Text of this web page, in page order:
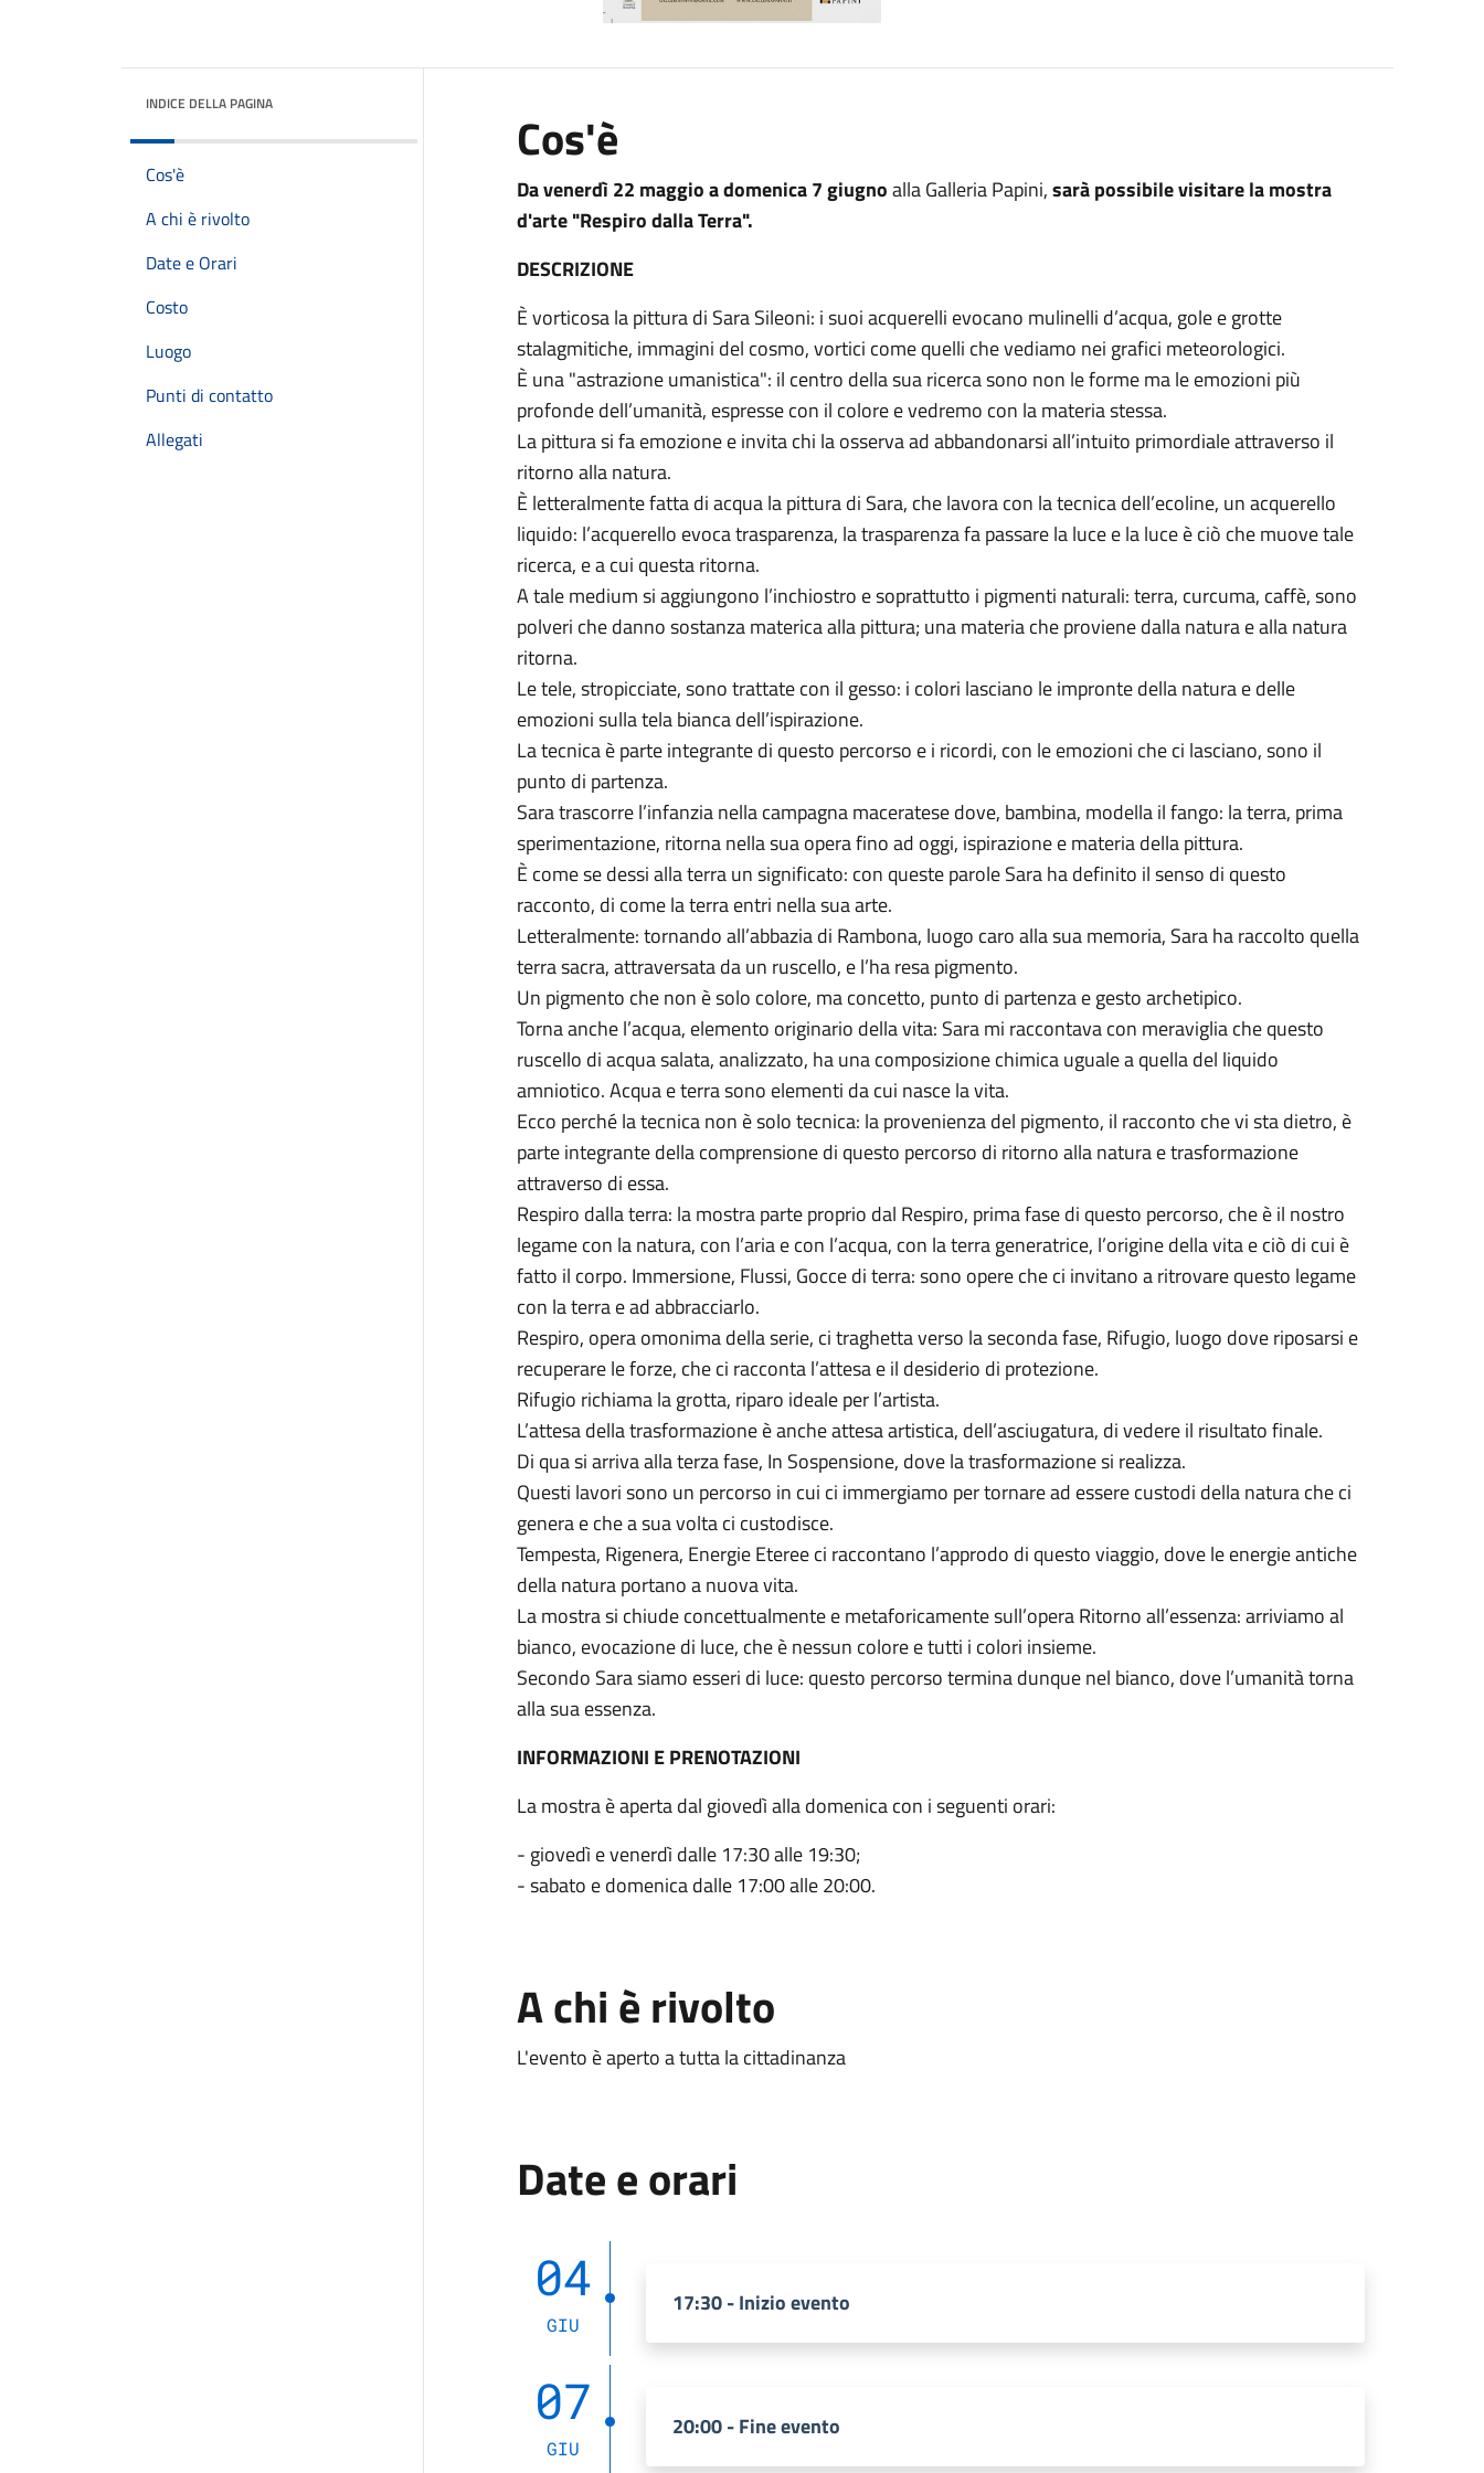
INDICE DELLA PAGINA
Cos'è
A chi è rivolto
Date e Orari
Costo
Luogo
Punti di contatto
Allegati
Cos'è
Da venerdì 22 maggio a domenica 7 giugnoalla Galleria Papini,sarà possibile visitare la mostra
d'arte "Respiro dalla Terra".
DESCRIZIONE
È vorticosa la pittura di Sara Sileoni: i suoi acquerelli evocano mulinelli d’acqua, gole e grotte
stalagmitiche, immagini del cosmo, vortici come quelli che vediamo nei grafici meteorologici.
È una "astrazione umanistica": il centro della sua ricerca sono non le forme ma le emozioni più
profonde dell’umanità, espresse con il colore e vedremo con la materia stessa.
La pittura si fa emozione e invita chi la osserva ad abbandonarsi all’intuito primordiale attraverso il
ritorno alla natura.
È letteralmente fatta di acqua la pittura di Sara, che lavora con la tecnica dell’ecoline, un acquerello
liquido: l’acquerello evoca trasparenza, la trasparenza fa passare la luce e la luce è ciò che muove tale
ricerca, e a cui questa ritorna.
A tale medium si aggiungono l’inchiostro e soprattutto i pigmenti naturali: terra, curcuma, caffè, sono
polveri che danno sostanza materica alla pittura; una materia che proviene dalla natura e alla natura
ritorna.
Le tele, stropicciate, sono trattate con il gesso: i colori lasciano le impronte della natura e delle
emozioni sulla tela bianca dell’ispirazione.
La tecnica è parte integrante di questo percorso e i ricordi, con le emozioni che ci lasciano, sono il
punto di partenza.
Sara trascorre l’infanzia nella campagna maceratese dove, bambina, modella il fango: la terra, prima
sperimentazione, ritorna nella sua opera fino ad oggi, ispirazione e materia della pittura.
È come se dessi alla terra un significato: con queste parole Sara ha definito il senso di questo
racconto, di come la terra entri nella sua arte.
Letteralmente: tornando all’abbazia di Rambona, luogo caro alla sua memoria, Sara ha raccolto quella
terra sacra, attraversata da un ruscello, e l’ha resa pigmento.
Un pigmento che non è solo colore, ma concetto, punto di partenza e gesto archetipico.
Torna anche l’acqua, elemento originario della vita: Sara mi raccontava con meraviglia che questo
ruscello di acqua salata, analizzato, ha una composizione chimica uguale a quella del liquido
amniotico. Acqua e terra sono elementi da cui nasce la vita.
Ecco perché la tecnica non è solo tecnica: la provenienza del pigmento, il racconto che vi sta dietro, è
parte integrante della comprensione di questo percorso di ritorno alla natura e trasformazione
attraverso di essa.
Respiro dalla terra: la mostra parte proprio dal Respiro, prima fase di questo percorso, che è il nostro
legame con la natura, con l’aria e con l’acqua, con la terra generatrice, l’origine della vita e ciò di cui è
fatto il corpo. Immersione, Flussi, Gocce di terra: sono opere che ci invitano a ritrovare questo legame
con la terra e ad abbracciarlo.
Respiro, opera omonima della serie, ci traghetta verso la seconda fase, Rifugio, luogo dove riposarsi e
recuperare le forze, che ci racconta l’attesa e il desiderio di protezione.
Rifugio richiama la grotta, riparo ideale per l’artista.
L’attesa della trasformazione è anche attesa artistica, dell’asciugatura, di vedere il risultato finale.
Di qua si arriva alla terza fase, In Sospensione, dove la trasformazione si realizza.
Questi lavori sono un percorso in cui ci immergiamo per tornare ad essere custodi della natura che ci
genera e che a sua volta ci custodisce.
Tempesta, Rigenera, Energie Eteree ci raccontano l’approdo di questo viaggio, dove le energie antiche
della natura portano a nuova vita.
La mostra si chiude concettualmente e metaforicamente sull’opera Ritorno all’essenza: arriviamo al
bianco, evocazione di luce, che è nessun colore e tutti i colori insieme.
Secondo Sara siamo esseri di luce: questo percorso termina dunque nel bianco, dove l’umanità torna
alla sua essenza.
INFORMAZIONI E PRENOTAZIONI
La mostra è aperta dal giovedì alla domenica con i seguenti orari:
- giovedì e venerdì dalle 17:30 alle 19:30;
- sabato e domenica dalle 17:00 alle 20:00.
A chi è rivolto
L'evento è aperto a tutta la cittadinanza
Date e orari
04
GIU
17:30 - Inizio evento
07
GIU
20:00 - Fine evento